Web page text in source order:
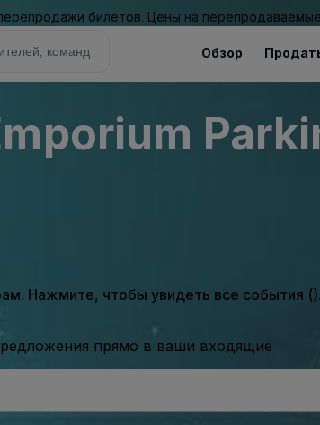
билетов. Цены на
Обзор
Нажмите, чтобы увидеть все события ().
прямо в ваши входящие